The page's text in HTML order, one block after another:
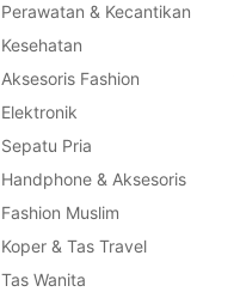
Perawatan & Kecantikan
Kesehatan
Aksesoris Fashion
Elektronik
Sepatu Pria
Handphone & Aksesoris
Fashion Muslim
Koper & Tas Travel
Tas Wanita